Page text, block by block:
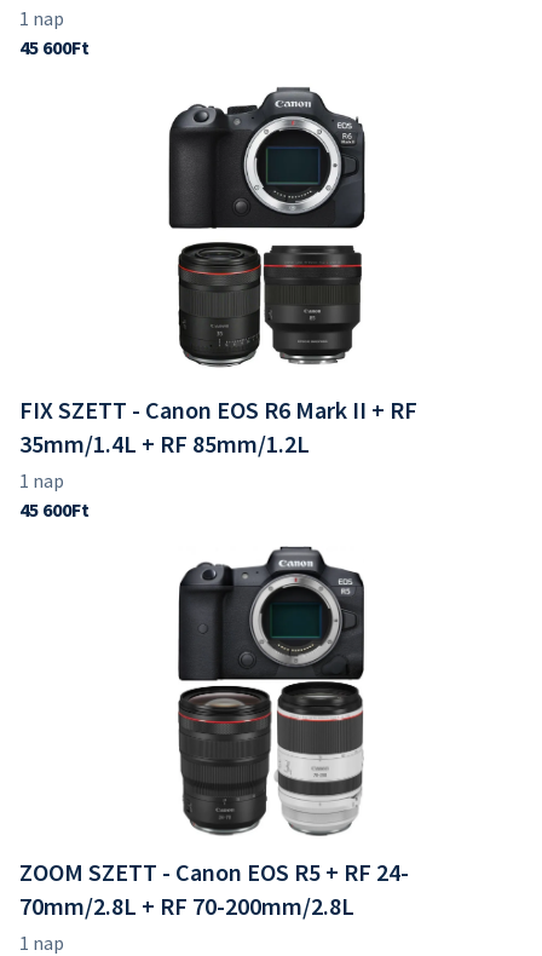
FIX SZETT - Canon EOS R6 Mark II + RF
35mm/1.4L + RF 85mm/1.2L
ZOOM SZETT - Canon EOS R5 + RF 24-
70mm/2.8L + RF 70-200mm/2.8L